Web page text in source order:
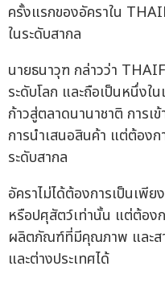
ครั้งแรกของอัคราใน
ในระดับสากล
นายธนาวุฑ กล่าวว่า
ระดับโลก และถือเป็นหนึ่งใ
ก้าวสู่ตลาดนานาชาติ การเ
การนำเสนอสินค้า แต่ต้อง
ระดับสากล
อัคราไม่ได้ต้องการเป็นเพี
หรือปศุสัตว์เท่านั้น แต่ต้อง
ผลิตภัณฑ์ที่มีคุณภาพ และสา
และต่างประเทศได้